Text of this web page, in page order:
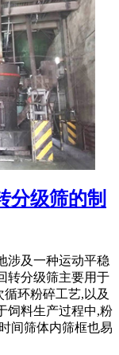
分级筛的制
涉及一种运动平稳
转分级筛主要用于
环粉碎工艺,以及
饲料生产过程中,粉
间筛体内筛框也易